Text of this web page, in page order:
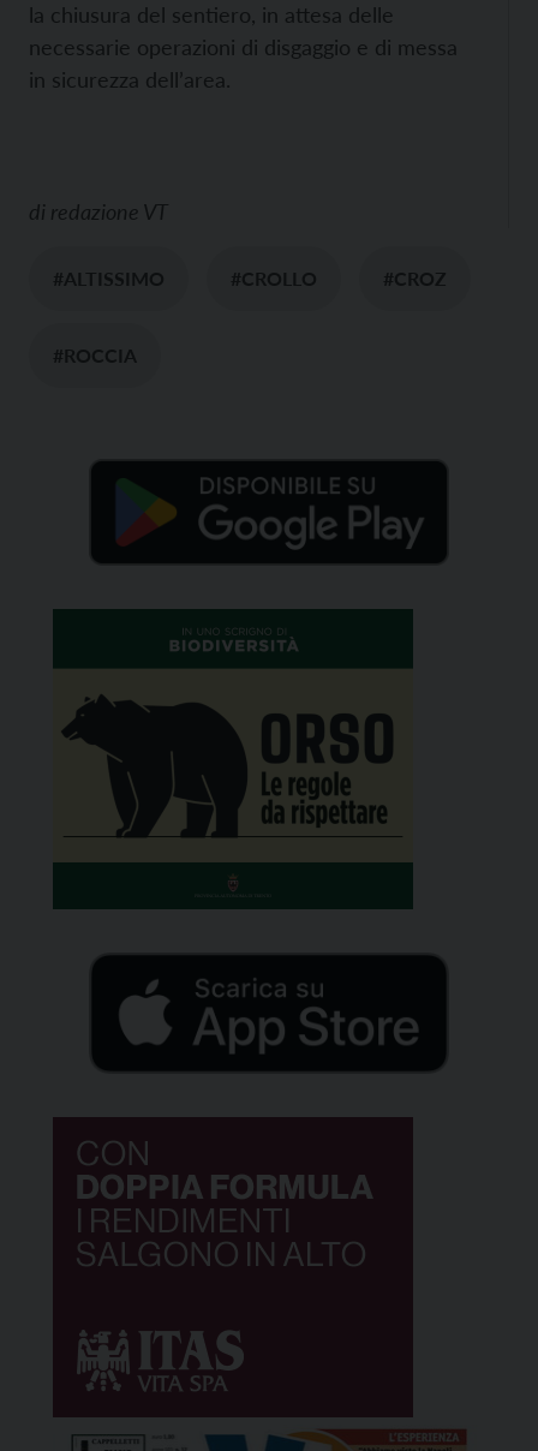
la chiusura del sentiero, in attesa delle
necessarie operazioni di disgaggio e di messa
in sicurezza dell’area.
di redazione VT
#ALTISSIMO #CROLLO #CROZ
#ROCCIA